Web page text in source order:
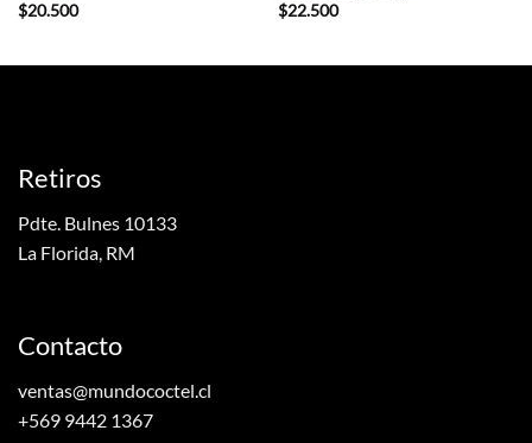
$20.500
$22.500
Retiros
Pdte. Bulnes 10133
La Florida, RM
Contacto
ventas@mundococtel.cl
+569 9442 1367